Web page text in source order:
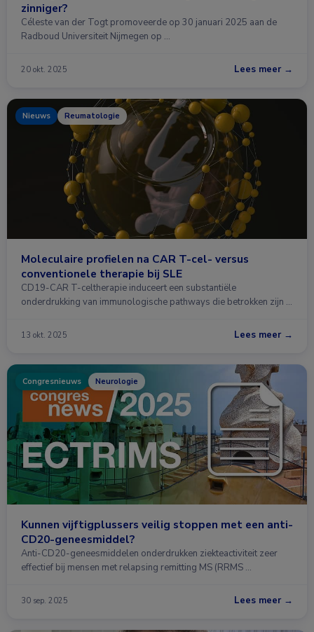
zinniger?
Céleste van der Togt promoveerde op 30 januari 2025 aan de
Radboud Universiteit Nijmegen op …
20 okt. 2025 Lees meer →
Nieuws Reumatologie
Moleculaire profielen na CAR T-cel- versus
conventionele therapie bij SLE
CD19-CAR T-celtherapie induceert een substantiële
onderdrukking van immunologische pathways die betrokken zijn …
13 okt. 2025 Lees meer →
Congresnieuws Neurologie
Kunnen vijftigplussers veilig stoppen met een anti-
CD20-geneesmiddel?
Anti-CD20-geneesmiddelen onderdrukken ziekteactiviteit zeer
effectief bij mensen met relapsing remitting MS (RRMS …
30 sep. 2025 Lees meer →